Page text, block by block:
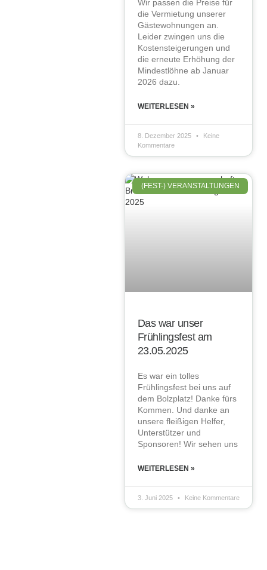
Wir passen die Preise für
die Vermietung unserer
Gästewohnungen an.
Leider zwingen uns die
Kostensteigerungen und
die erneute Erhöhung der
Mindestlöhne ab Januar
2026 dazu.
WEITERLESEN »
8. Dezember 2025
Keine
Kommentare
(FEST-) VERANSTALTUNGEN
Das war unser
Frühlingsfest am
23.05.2025
Es war ein tolles
Frühlingsfest bei uns auf
dem Bolzplatz! Danke fürs
Kommen. Und danke an
unsere fleißigen Helfer,
Unterstützer und
Sponsoren! Wir sehen uns
WEITERLESEN »
3. Juni 2025 Keine Kommentare